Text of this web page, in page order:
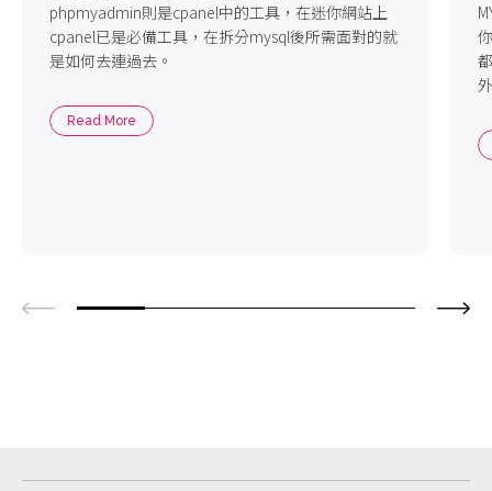
phpmyadmin則是cpanel中的工具，在迷你網站上
cpanel已是必備工具，在拆分mysql後所需面對的就
是如何去連過去。
Read More